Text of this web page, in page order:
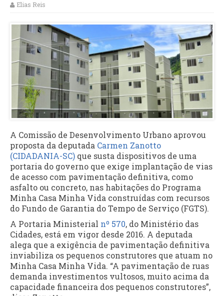
Elias Reis
A Comissão de Desenvolvimento Urbano aprovou
proposta da deputada Carmen Zanotto
(CIDADANIA-SC) que susta dispositivos de uma
portaria do governo que exige implantação de vias
de acesso com pavimentação definitiva, como
asfalto ou concreto, nas habitações do Programa
Minha Casa Minha Vida construídas com recursos
do Fundo de Garantia do Tempo de Serviço (FGTS).
A Portaria Ministerial nº 570, do Ministério das
Cidades, está em vigor desde 2016. A deputada
alega que a exigência de pavimentação definitiva
inviabiliza os pequenos construtores que atuam no
Minha Casa Minha Vida. “A pavimentação de ruas
demanda investimentos vultosos, muito acima da
capacidade financeira dos pequenos construtores”,